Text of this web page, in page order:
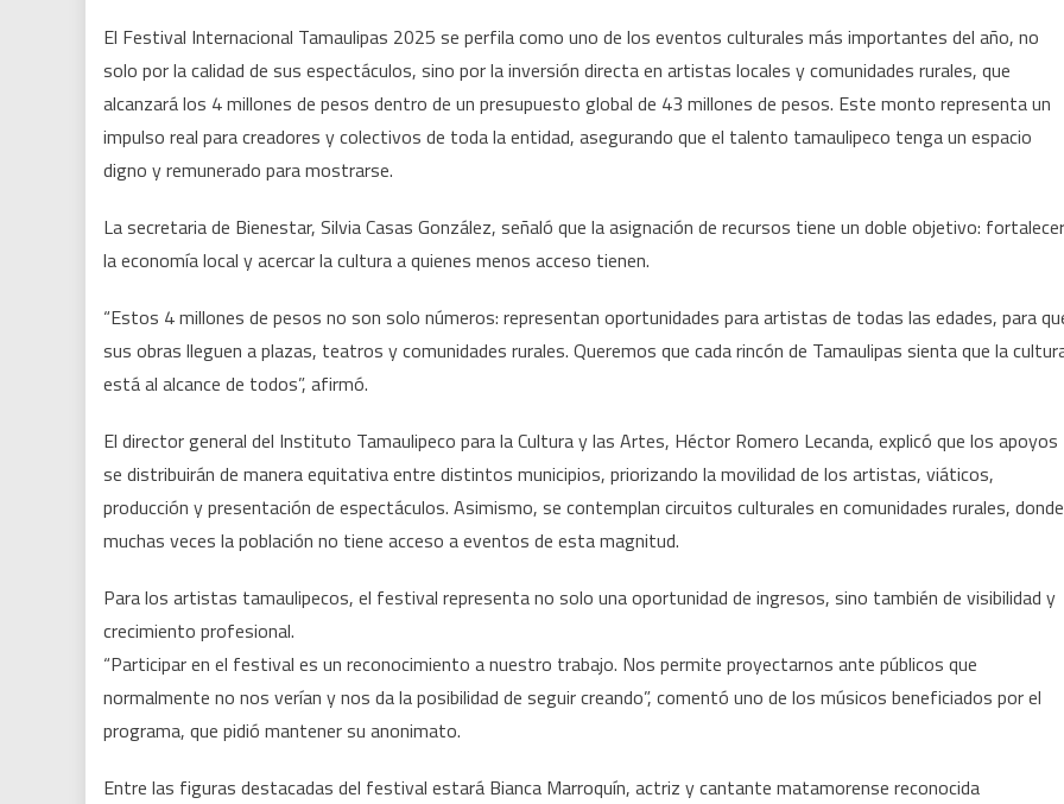
Internacional
Tamaulipas:
cultura
y
todos
El Festival Internacional Tamaulipas 2025 se perfila como uno de los eventos culturales más importantes del año, no
solo por la calidad de sus espectáculos, sino por la inversión directa en artistas locales y comunidades rurales, que
alcanzará los 4 millones de pesos dentro de un presupuesto global de 43 millones de pesos. Este monto representa un
impulso real para creadores y colectivos de toda la entidad, asegurando que el talento tamaulipeco tenga un espacio
digno y remunerado para mostrarse.
La secretaria de Bienestar, Silvia Casas González, señaló que la asignación de recursos tiene un doble objetivo: fortalecer
la economía local y acercar la cultura a quienes menos acceso tienen.
“Estos 4 millones de pesos no son solo números: representan oportunidades para artistas de todas las edades, para
sus obras lleguen a plazas, teatros y comunidades rurales. Queremos que cada rincón de Tamaulipas sienta que la
está al alcance de todos”, afirmó.
El director general del Instituto Tamaulipeco para la Cultura y las Artes, Héctor Romero Lecanda, explicó que los apoyos
se distribuirán de manera equitativa entre distintos municipios, priorizando la movilidad de los artistas, viáticos,
producción y presentación de espectáculos. Asimismo, se contemplan circuitos culturales en comunidades rurales, donde
muchas veces la población no tiene acceso a eventos de esta magnitud.
Para los artistas tamaulipecos, el festival representa no solo una oportunidad de ingresos, sino también de visibilidad y
crecimiento profesional.
“Participar en el festival es un reconocimiento a nuestro trabajo. Nos permite proyectarnos ante públicos que
normalmente no nos verían y nos da la posibilidad de seguir creando”, comentó uno de los músicos beneficiados por el
programa, que pidió mantener su anonimato.
Entre las figuras destacadas del festival estará Bianca Marroquín, actriz y cantante matamorense reconocida